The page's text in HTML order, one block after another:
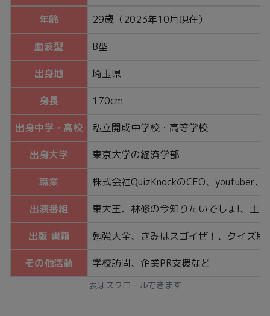
年齢 29歳（2023年10月現在）
血液型 B型
出身地 埼玉県
身長 170cm
出身中学・高校 私立開成中学校・高等学校
出身大学 東京大学の経済学部
職業 株式会社QuizKnockのCEO、youtuber、
出演番組 東大王、林修の今知りたいでしょ!、土
出版 書籍 勉強大全、きみはスゴイぜ！、クイズ思
その他活動 学校訪問、企業PR支援など
表はスクロールできます